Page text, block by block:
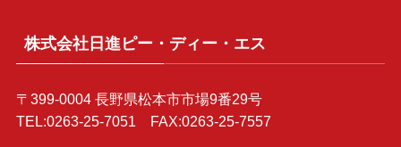
株式会社日進ピー・ディー・エス
〒399-0004 長野県松本市市場9番29号
TEL:0263-25-7051 FAX:0263-25-7557